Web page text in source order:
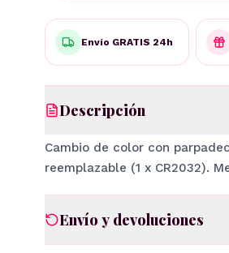
Envío GRATIS 24h
Descripción
Cambio de color con
reemplazable (1 x CR2032).
Envío y devoluciones